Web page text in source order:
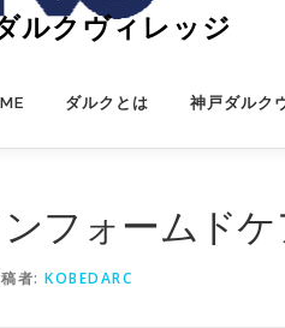
ルクヴィレッジ
ダルクとは 神戸ダルク
フォームド
者: KOBEDARC